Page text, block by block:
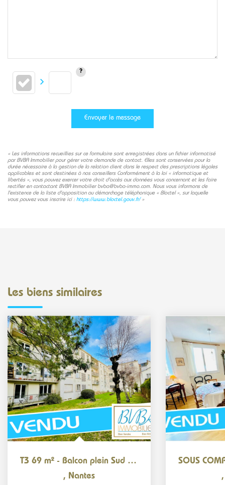
Envoyer le message
« Les informations recueillies sur ce formulaire sont enregistrées dans un fichier informatisé
par BVBA Immobilier pour gérer votre demande de contact. Elles sont conservées pour la
durée nécessaire à la gestion de la relation client dans le respect des prescriptions légales
applicables et sont destinées à nos conseillers Conformément à la loi « informatique et
libertés », vous pouvez exercer votre droit d'accès aux données vous concernant et les faire
rectifier en contactant BVBA Immobilier bvba@bvba-immo.com. Nous vous informons de
l'existence de la liste d'opposition au démarchage téléphonique « Bloctel », sur laquelle
vous pouvez vous inscrire ici : https://www.bloctel.gouv.fr/»
Les biens similaires
T3 69 m² - Balcon plein Sud - DPE B à venir - Parking +...
, Nantes